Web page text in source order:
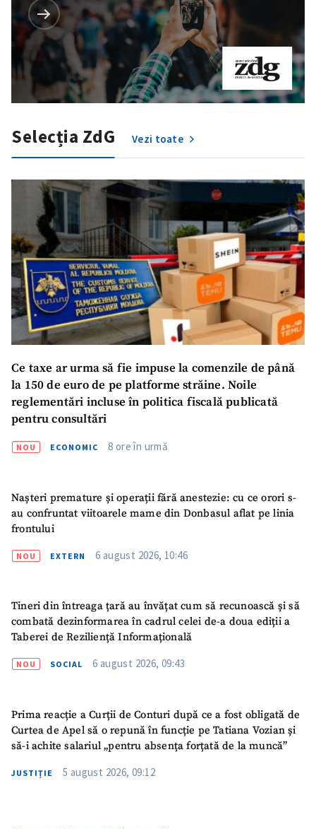
Selecția ZdG Vezi toate
Ce taxe ar urma să fie impuse la comenzile de până
la 150 de euro de pe platforme străine. Noile
reglementări incluse în politica fiscală publicată
pentru consultări
NOU ECONOMIC 8 ore în urmă
Nașteri premature și operații fără anestezie: cu ce orori s-
au confruntat viitoarele mame din Donbasul aflat pe linia
frontului
NOU EXTERN 6 august 2026, 10:46
Tineri din întreaga țară au învățat cum să recunoască și să
combată dezinformarea în cadrul celei de-a doua ediții a
Taberei de Reziliență Informațională
NOU SOCIAL 6 august 2026, 09:43
Prima reacție a Curții de Conturi după ce a fost obligată de
Curtea de Apel să o repună în funcție pe Tatiana Vozian și
să-i achite salariul „pentru absența forțată de la muncă”
JUSTIȚIE 5 august 2026, 09:12